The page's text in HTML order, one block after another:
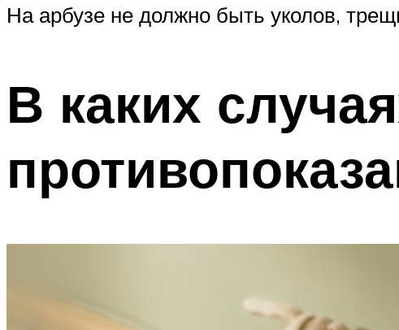
На арбузе не должно быть уколов,
В каких